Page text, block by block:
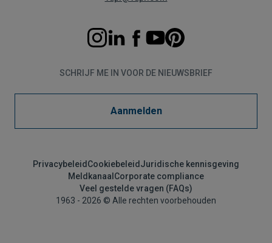
SCHRIJF ME IN VOOR DE NIEUWSBRIEF
Aanmelden
Privacybeleid Cookiebeleid Juridische kennisgeving
Meldkanaal Corporate compliance
Veel gestelde vragen (FAQs)
1963 - 2026 © Alle rechten voorbehouden